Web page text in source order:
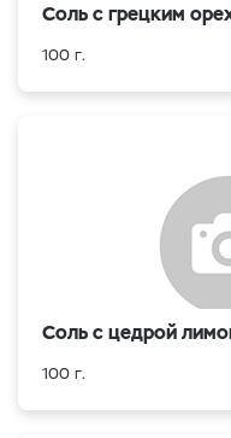
Соль с грецким
100 г.
Соль с цедрой
100 г.